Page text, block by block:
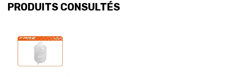
PRODUITS CONSULTÉS